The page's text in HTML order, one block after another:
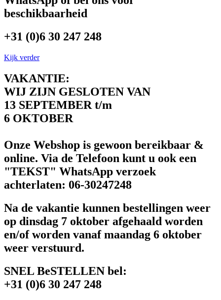
beschikbaarheid
+31 (0)6 30 247 248
Kijk verder
VAKANTIE:
WIJ ZIJN GESLOTEN VAN
13 SEPTEMBER t/m
6 OKTOBER
Onze Webshop is gewoon bereikbaar &
online. Via de Telefoon kunt u ook een
"TEKST" WhatsApp verzoek
achterlaten: 06-30247248
Na de vakantie kunnen bestellingen weer
op dinsdag 7 oktober afgehaald worden
en/of worden vanaf maandag 6 oktober
weer verstuurd.
SNEL BeSTELLEN bel:
+31 (0)6 30 247 248